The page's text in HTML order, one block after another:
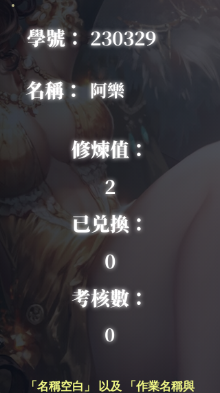
學號： 230329
名稱： 阿樂
修煉值：
2
已兑換：
0
考核數：
0
「名稱空白」 以及 「作業名稱與